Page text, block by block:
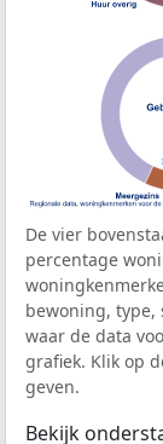
De vier
percentage
bewoning, type,
waar de data
grafiek. Klik op
geven.
Bekijk